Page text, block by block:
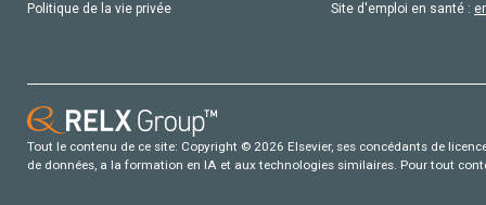
Politique de la vie privée
Site d'emploi en santé :
Tout le contenu de ce site: Copyright © 2026 Elsevier, ses concédants de
de données, a la formation en IA et aux technologies similaires. Pour tout